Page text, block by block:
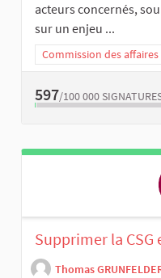
acteurs concernés,
sur un enjeu ...
Commission des
597/100 000
Supprimer la CSG
Thomas